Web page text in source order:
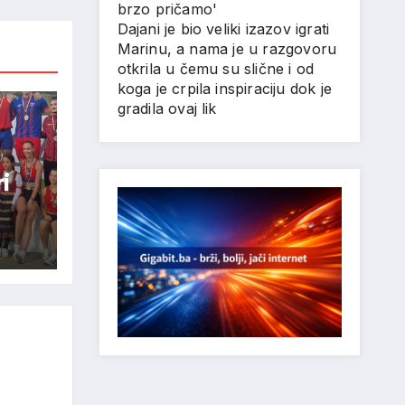
brzo pričamo'
Dajani je bio veliki izazov igrati
Marinu, a nama je u razgovoru
otkrila u čemu su slične i od
koga je crpila inspiraciju dok je
gradila ovaj lik